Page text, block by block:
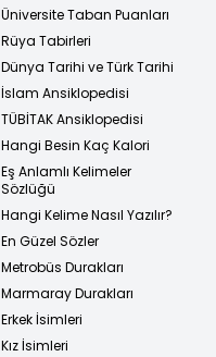
Üniversite Taban Puanları
Rüya Tabirleri
Dünya Tarihi ve Türk Tarihi
İslam Ansiklopedisi
TÜBİTAK Ansiklopedisi
Hangi Besin Kaç Kalori
Eş Anlamlı Kelimeler
Sözlüğü
Hangi Kelime Nasıl Yazılır?
En Güzel Sözler
Metrobüs Durakları
Marmaray Durakları
Erkek İsimleri
Kız İsimleri